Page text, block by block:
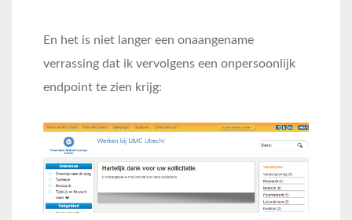
En het is niet langer een onaangename
verrassing dat ik vervolgens een onpersoonlijk
endpoint te zien krijg: